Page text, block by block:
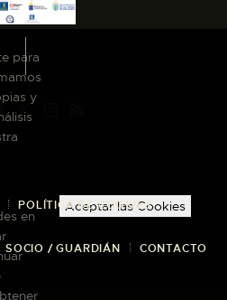
POLÍTICA DE COOKIES
SOCIO / GUARDIÁN CONTACTO
para
y
en
Aceptar las Cookies